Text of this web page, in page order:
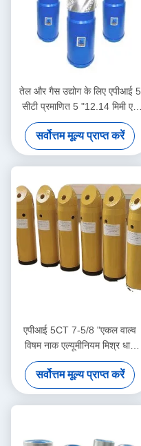
तेल और गैस उद्योग के लिए एपीआई 5
सीटी प्रमाणित 5 "12.14 मिमी एन
80 बीटीसी एकल वाल्व स्व-लॉच
एल्यूमीनियम मिश्र धातु फ्लोट जूता
सर्वोत्तम मूल्य प्राप्त करें
एपीआई 5CT 7-5/8 "एकल वाल्व
विषम नाक एल्यूमीनियम मिश्र धातु
J55 बीटीसी के साथ फ्लोट जूता
सर्वोत्तम मूल्य प्राप्त करें